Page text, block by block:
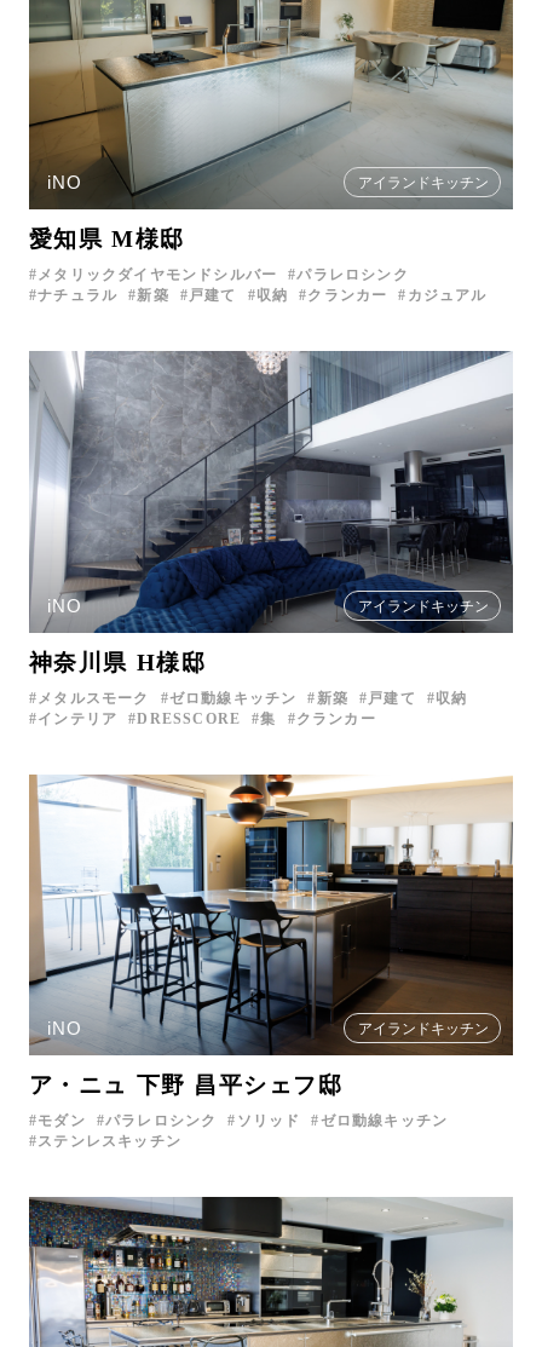
iNO アイランドキッチン
愛知県 M様邸
メタリックダイヤモンドシルバー
パラレロシンク
ナチュラル
新築 戸建て 収納 クランカー カジュアル
iNO アイランドキッチン
神奈川県 H様邸
メタルスモーク ゼロ動線キッチン 新築 戸建て
収納
インテリア
DRESSCORE 集 クランカー
iNO アイランドキッチン
ア・ニュ 下野 昌平シェフ邸
モダン パラレロシンク ソリッド
ゼロ動線キッチン
ステンレスキッチン